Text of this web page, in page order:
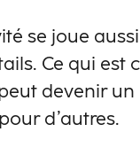
se joue
Ce qui est
devenir un
d’autres.